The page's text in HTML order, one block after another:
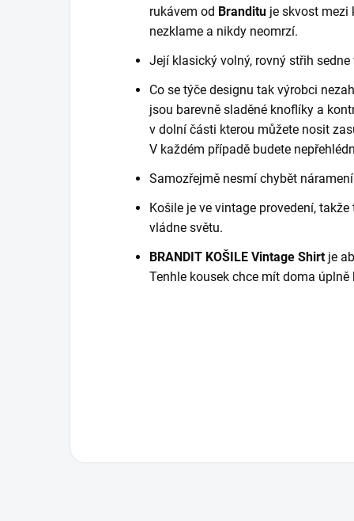
rukávem od Branditu je skvost mezi
nezklame a nikdy neomrzí.
Její klasický volný, rovný střih
Co se týče designu tak výrobci
jsou barevně sladěné knoflíky a
v dolní části kterou můžete nosit
V každém případě budete
Samozřejmě nesmí chybět
Košile je ve vintage provedení,
vládne světu.
BRANDIT KOŠILE Vintage Shirtje
Tenhle kousek chce mít doma úplně